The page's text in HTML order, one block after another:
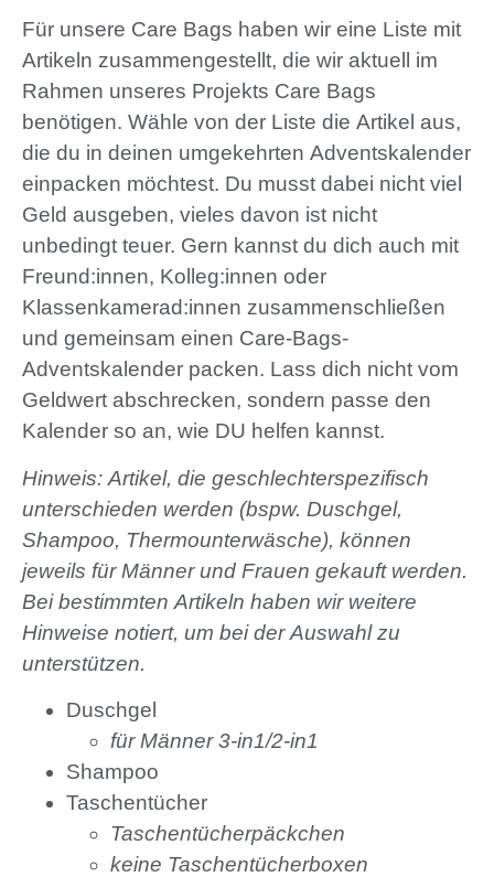
Für unsere Care Bags haben wir eine Liste mit
Artikeln zusammengestellt, die wir aktuell im
Rahmen unseres Projekts Care Bags
benötigen. Wähle von der Liste die Artikel aus,
die du in deinen umgekehrten Adventskalender
einpacken möchtest. Du musst dabei nicht viel
Geld ausgeben, vieles davon ist nicht
unbedingt teuer. Gern kannst du dich auch mit
Freund:innen, Kolleg:innen oder
Klassenkamerad:innen zusammenschließen
und gemeinsam einen Care-Bags-
Adventskalender packen. Lass dich nicht vom
Geldwert abschrecken, sondern passe den
Kalender so an, wie DU helfen kannst.
Hinweis: Artikel, die geschlechterspezifisch
unterschieden werden (bspw. Duschgel,
Shampoo, Thermounterwäsche), können
jeweils für Männer und Frauen gekauft werden.
Bei bestimmten Artikeln haben wir weitere
Hinweise notiert, um bei der Auswahl zu
unterstützen.
Duschgel
für Männer 3-in1/2-in1
Shampoo
Taschentücher
Taschentücherpäckchen
keine Taschentücherboxen